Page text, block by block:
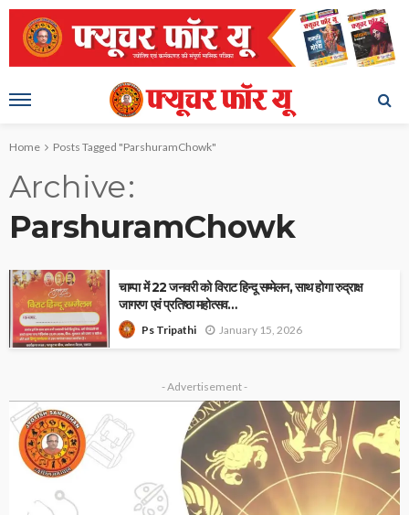
Home Posts Tagged "ParshuramChowk"
Archive
ParshuramChowk
चाम्पा में 22 जनवरी को विराट हिन्दू सम्मेलन, साथ होगा रुद्राक्ष
जागरण एवं प्रतिष्ठा महोत्सव…
Ps Tripathi January 15, 2026
- Advertisement -